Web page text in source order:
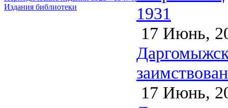
Издания библиотеки
1931
17 Июнь,
17 Июнь,